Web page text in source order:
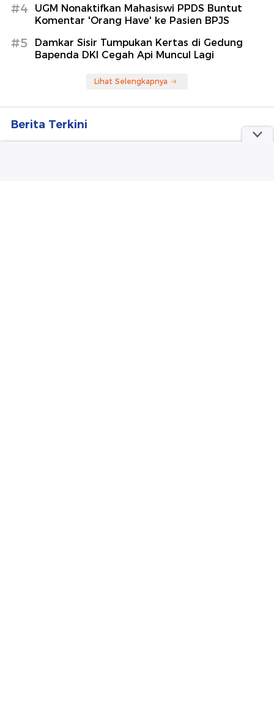
#4
UGM Nonaktifkan Mahasiswi PPDS Buntut
Komentar 'Orang Have' ke Pasien BPJS
#5
Damkar Sisir Tumpukan Kertas di Gedung
Bapenda DKI Cegah Api Muncul Lagi
Lihat Selengkapnya
Berita Terkini